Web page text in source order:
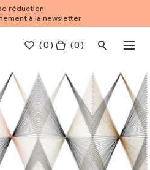
réduction
à la newsletter
(0 ) ( 0 )